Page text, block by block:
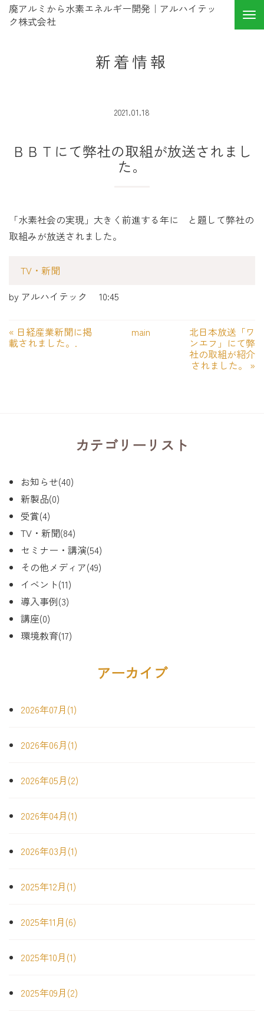
廃アルミから水素エネルギー開発｜アルハイテッ
ク株式会社
新着情報
2021.01.18
ＢＢＴにて弊社の取組が放送されまし
た。
「水素社会の実現」大きく前進する年に と題して弊社の
取組みが放送されました。
TV・新聞
by アルハイテック 10:45
« 日経産業新聞に掲
載されました。.
main 北日本放送「ワ
ンエフ」にて弊
社の取組が紹介
されました。 »
カテゴリーリスト
お知らせ(40)
新製品(0)
受賞(4)
TV・新聞(84)
セミナー・講演(54)
その他メディア(49)
イベント(11)
導入事例(3)
講座(0)
環境教育(17)
アーカイブ
2026年07月(1)
2026年06月(1)
2026年05月(2)
2026年04月(1)
2026年03月(1)
2025年12月(1)
2025年11月(6)
2025年10月(1)
2025年09月(2)